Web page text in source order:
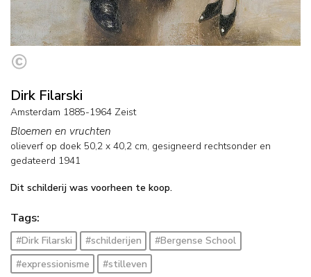
Dirk Filarski
Amsterdam 1885-1964 Zeist
Bloemen en vruchten
olieverf op doek 50,2 x 40,2 cm, gesigneerd rechtsonder en
gedateerd 1941
Dit schilderij was voorheen te koop.
Tags:
#Dirk Filarski #schilderijen
#Bergense School
#expressionisme
#stilleven